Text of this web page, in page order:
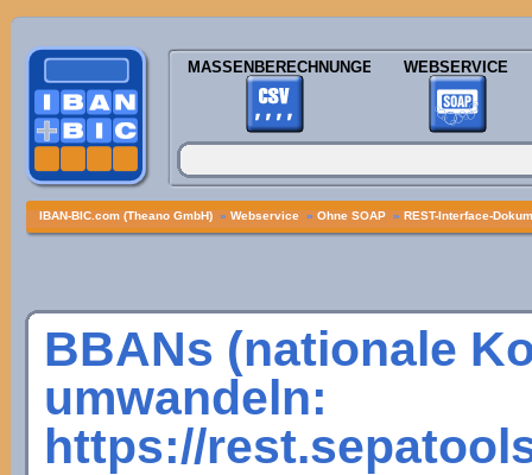
MASSENBERECHNUNGEN WEBSERVICE
IBAN-BIC.com (Theano GmbH) » Webservice » Ohne SOAP » REST-Interface-
BBANs (nationale
umwandeln:
https://